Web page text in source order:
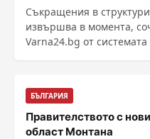
Съкращения в
извършва в момента,
Varna24.bg от
БЪЛГАРИЯ
Правителството с
област Монтана